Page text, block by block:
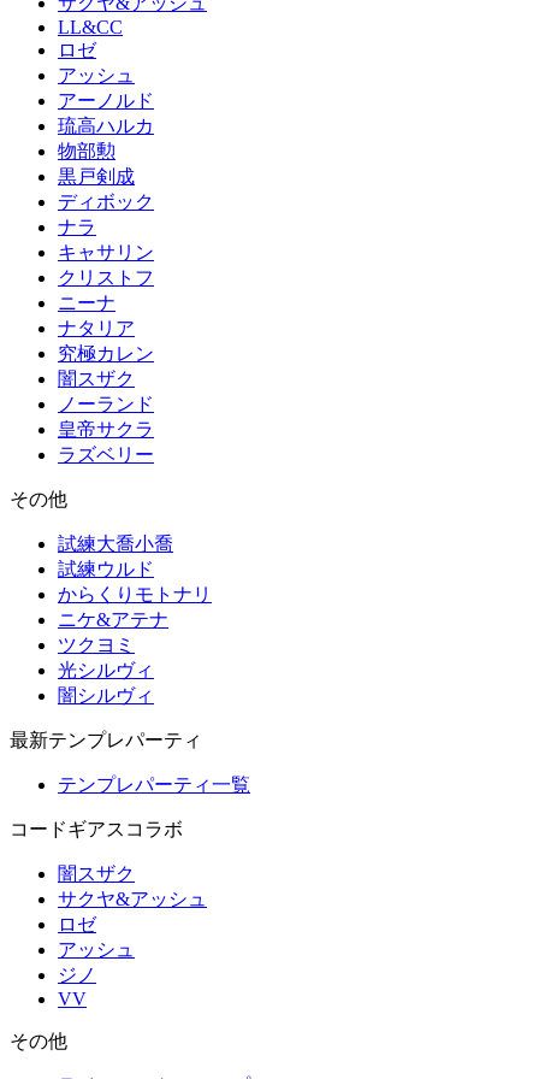
LL&CC
ロゼ
アッシュ
アーノルド
琉高ハルカ
物部勲
黒戸剣成
ディボック
ナラ
キャサリン
クリストフ
ニーナ
ナタリア
究極カレン
闇スザク
ノーランド
皇帝サクラ
ラズベリー
その他
試練大喬小喬
試練ウルド
からくりモトナリ
ニケ&アテナ
ツクヨミ
光シルヴィ
闇シルヴィ
最新テンプレパーティ
テンプレパーティ一覧
コードギアスコラボ
闇スザク
サクヤ&アッシュ
ロゼ
アッシュ
ジノ
VV
その他